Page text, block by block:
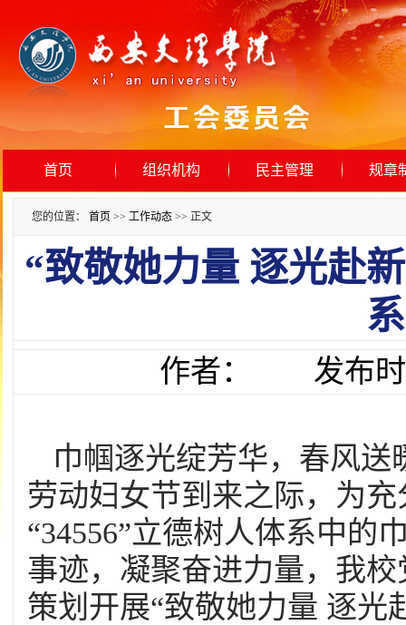
首页 组织机构 民主管理 规章
您的位置： 首页 >> 工作动态 >> 正文
“致敬她力量 逐光赴
作者： 发布时
巾帼逐光绽芳华，春风送
劳动妇女节到来之际，为
“34556”立德树人体系中的
事迹，凝聚奋进力量，我
策划开展“致敬她力量 逐光